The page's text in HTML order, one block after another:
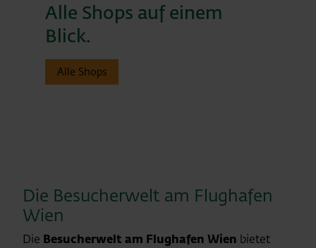
Alle Shops auf einem
Blick.
Alle Shops
Die Besucherwelt am Flughafen
Wien
Die Besucherwelt am Flughafen Wien bietet